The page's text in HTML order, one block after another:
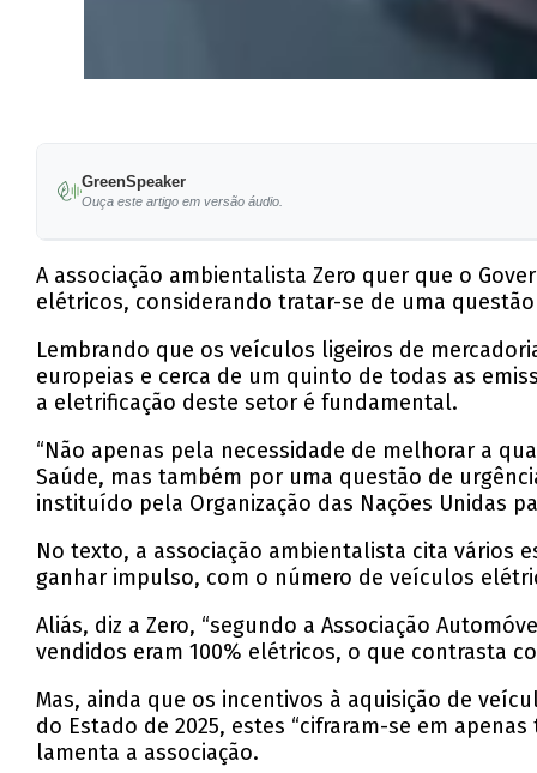
GreenSpeaker
Ouça este artigo em versão áudio.
A associação ambientalista Zero quer que o
elétricos, considerando tratar-se de uma
Lembrando que os veículos ligeiros de
europeias e cerca de um quinto de todas as
a eletrificação deste setor é fundamental.
“Não apenas pela necessidade de melhorar a
Saúde, mas também por uma questão de
instituído pela Organização das Nações Unidas
No texto, a associação ambientalista cita vários
ganhar impulso, com o número de veículos
Aliás, diz a Zero, “segundo a Associação
vendidos eram 100% elétricos, o que contrasta
Mas, ainda que os incentivos à aquisição de
do Estado de 2025, estes “cifraram-se em
lamenta a associação.